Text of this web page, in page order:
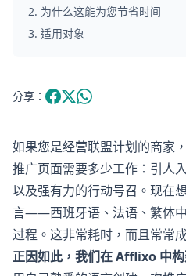
2. 为什么这能为您节省时间
3. 适用对象
分享：
如果您是经营联盟计划的商家
推广页面需要多少工作：引人
以及强有力的行动号召。现在
言——西班牙语、法语、繁体
过程。这非常耗时，而且常常
正因如此，我们在 Afflixo 中构